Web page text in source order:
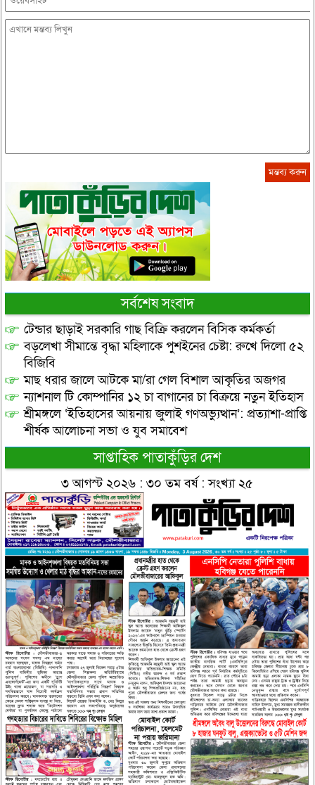
সর্বশেষ সংবাদ
টেন্ডার ছাড়াই সরকারি গাছ বিক্রি করলেন বিসিক কর্মকর্তা
বড়লেখা সীমান্তে বৃদ্ধা মহিলাকে পুশইনের চেষ্টা: রুখে দিলো ৫২
বিজিবি
মাছ ধরার জালে আটকে মা/রা গেল বিশাল আকৃতির অজগর
ন্যাশনাল টি কোম্পানির ১২ চা বাগানের চা বিক্রয়ে নতুন ইতিহাস
শ্রীমঙ্গলে ‘ইতিহাসের আয়নায় জুলাই গণঅভ্যুত্থান’: প্রত্যাশা-প্রাপ্তি
শীর্ষক আলোচনা সভা ও যুব সমাবেশ
সাপ্তাহিক পাতাকুঁড়ির দেশ
৩ আগস্ট ২০২৬ : ৩০ তম বর্ষ : সংখ্যা ২৫